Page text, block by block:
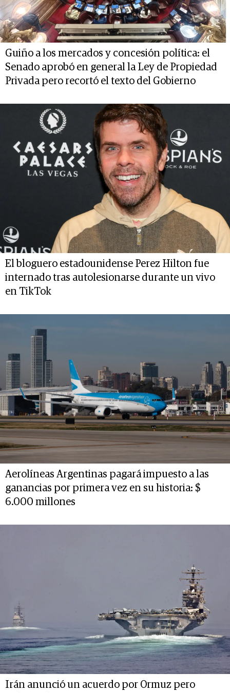
Guiño a los mercados y concesión política: el
Senado aprobó en general la Ley de Propiedad
Privada pero recortó el texto del Gobierno
El bloguero estadounidense Perez Hilton fue
internado tras autolesionarse durante un vivo
en TikTok
Aerolíneas Argentinas pagará impuesto a las
ganancias por primera vez en su historia: $
6.000 millones
Irán anunció un acuerdo por Ormuz pero